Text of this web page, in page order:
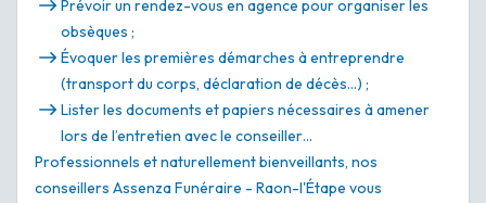
Prévoir un rendez-vous en agence pour organiser les
obsèques ;
Évoquer les premières démarches à entreprendre
(transport du corps, déclaration de décès…) ;
Lister les documents et papiers nécessaires à amener
lors de l’entretien avec le conseiller…
Professionnels et naturellement bienveillants, nos
conseillers Assenza Funéraire - Raon-l'Étape vous